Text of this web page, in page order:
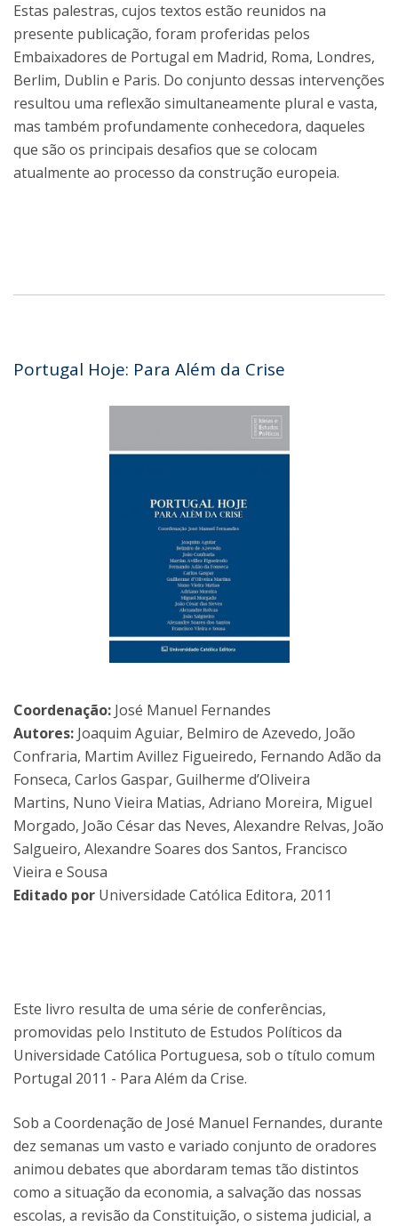
Estas palestras, cujos textos estão reunidos na
presente publicação, foram proferidas pelos
Embaixadores de Portugal em Madrid, Roma, Londres,
Berlim, Dublin e Paris. Do conjunto dessas intervenções
resultou uma reflexão simultaneamente plural e vasta,
mas também profundamente conhecedora, daqueles
que são os principais desafios que se colocam
atualmente ao processo da construção europeia.
Portugal Hoje: Para Além da Crise
Coordenação: José Manuel Fernandes
Autores: Joaquim Aguiar, Belmiro de Azevedo, João
Confraria, Martim Avillez Figueiredo, Fernando Adão da
Fonseca, Carlos Gaspar, Guilherme d’Oliveira
Martins, Nuno Vieira Matias, Adriano Moreira, Miguel
Morgado, João César das Neves, Alexandre Relvas, João
Salgueiro, Alexandre Soares dos Santos, Francisco
Vieira e Sousa
Editado por Universidade Católica Editora, 2011
Este livro resulta de uma série de conferências,
promovidas pelo Instituto de Estudos Políticos da
Universidade Católica Portuguesa, sob o título comum
Portugal 2011 - Para Além da Crise.
Sob a Coordenação de José Manuel Fernandes, durante
dez semanas um vasto e variado conjunto de oradores
animou debates que abordaram temas tão distintos
como a situação da economia, a salvação das nossas
escolas, a revisão da Constituição, o sistema judicial, a